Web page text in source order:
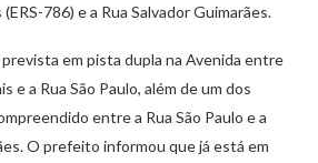
786) e a Rua Salvador Guimarães.
em pista dupla na Avenida entre
e a Rua São Paulo, além de um dos
entre a Rua São Paulo e a
O prefeito informou que já está em